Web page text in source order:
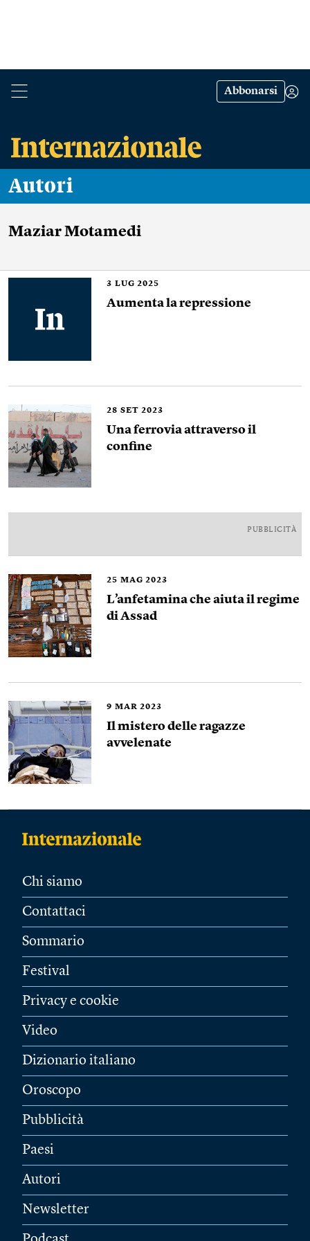
Abbonarsi
Autori
Maziar Motamedi
3 LUG 2025
Aumenta la repressione
28 SET 2023
Una ferrovia attraverso il
confine
PUBBLICITÀ
25 MAG 2023
L’anfetamina che aiuta il regime
di Assad
9 MAR 2023
Il mistero delle ragazze
avvelenate
Chi siamo
Contattaci
Sommario
Festival
Privacy e cookie
Video
Dizionario italiano
Oroscopo
Pubblicità
Paesi
Autori
Newsletter